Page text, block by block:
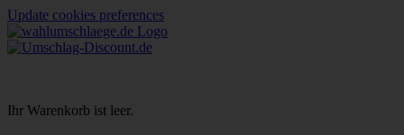
Update cookies preferences
Ihr Warenkorb ist leer.